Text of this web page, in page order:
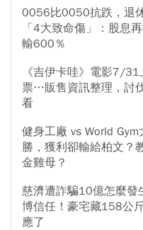
0056比0050抗跌，退
「4大致命傷」：股息
輸600％
《吉伊卡哇》電影7/
票…販售資訊整理，討
看
健身工廠 vs World
勝，獲利卻輸給柏文？
金雞母？
慈濟遭詐騙10億怎麼發
博信任！豪宅藏158公
應了